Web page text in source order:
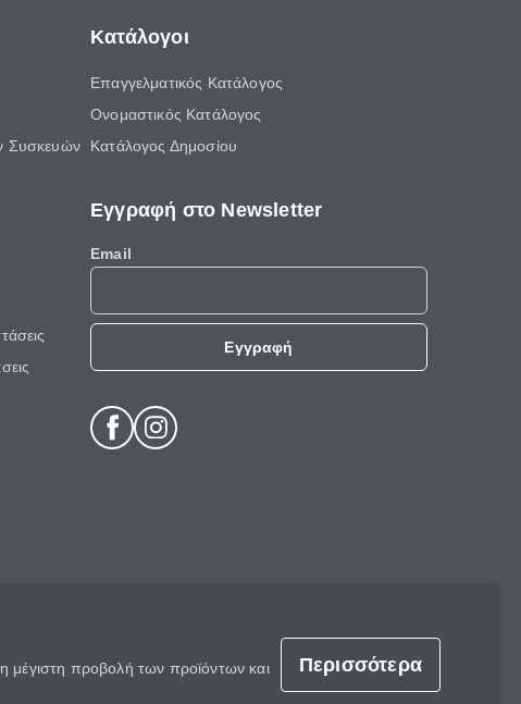
Συσκευών
Κατάλογοι
Επαγγελματικός Κατάλογος
Ονομαστικός Κατάλογος
Κατάλογος Δημοσίου
Εγγραφή στο Newsletter
Email
Εγγραφή
μέγιστη προβολή των προϊόντων και
Περισσότερα